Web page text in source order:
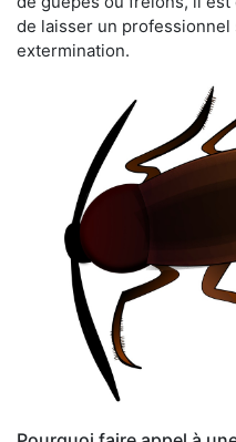
de laisser un
extermination.